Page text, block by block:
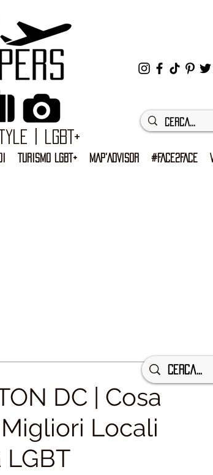
| LGBT+
TURISMO LGBT+ MAP'ADVISOR #FACE2FACE
DC | Cosa
Locali
LGBT